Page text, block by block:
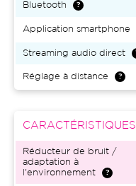
Bluetooth
Application smartphone
Streaming audio direct
Réglage à distance
CARACTÉRISTIQUES
Réducteur de bruit /
adaptation à
l'environnement